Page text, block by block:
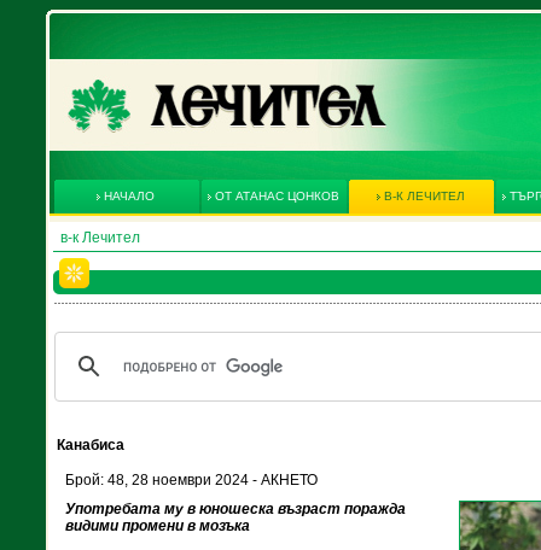
НАЧАЛО ОТ АТАНАС ЦОНКОВ В-К ЛЕЧИТЕЛ
в-к Лечител
Канабиса
Брой: 48, 28 ноември 2024 - АКНЕТО
Употребата му в юношеска възраст поражда
видими промени в мозъка